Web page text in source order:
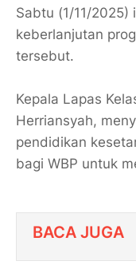
Sabtu (1/11/
keberlanjutan
tersebut.
​Kepala Lapas
Herriansyah,
pendidikan
bagi WBP untuk
BACA JUGA